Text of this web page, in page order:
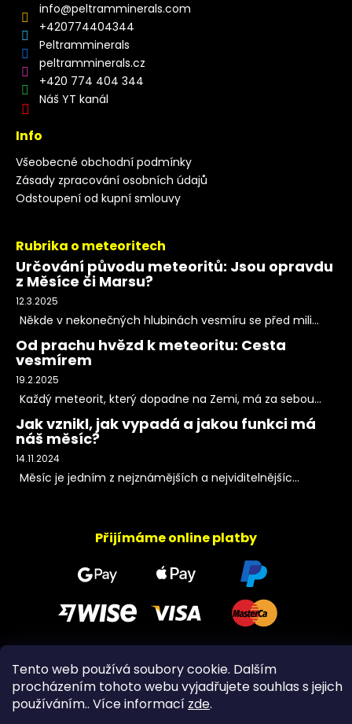
Tento web používá soubory cookie. Dalším
procházením tohoto webu vyjadřujete souhlas s jejich
používáním.. Více informací zde.
info@peltramminerals.com
+420774404344
Peltramminerals
peltramminerals.cz
+420 774 404 344
Náš YT kanál
Info
Všeobecné obchodní podmínky
Zásady zpracování osobních údajů
Odstoupení od kupní smlouvy
Rubrika o meteoritech
Určování původu meteoritů: Jsou opravdu
z Měsíce či Marsu?
12.3.2025
Někde v nekonečných hlubinách vesmíru se před mili...
Od prachu hvězd k meteoritu: Cesta
vesmírem
19.2.2025
Každý meteorit, který dopadne na Zemi, má za sebou...
Jak vznikl, jak vypadá a jakou funkci má
náš měsíc?
14.11.2024
Měsíc je jedním z nejznámějších a nejviditelnějšíc...
Přijímáme online platby
Copyright 2026PeltramMinerals. Všechna práva
vyhrazena.